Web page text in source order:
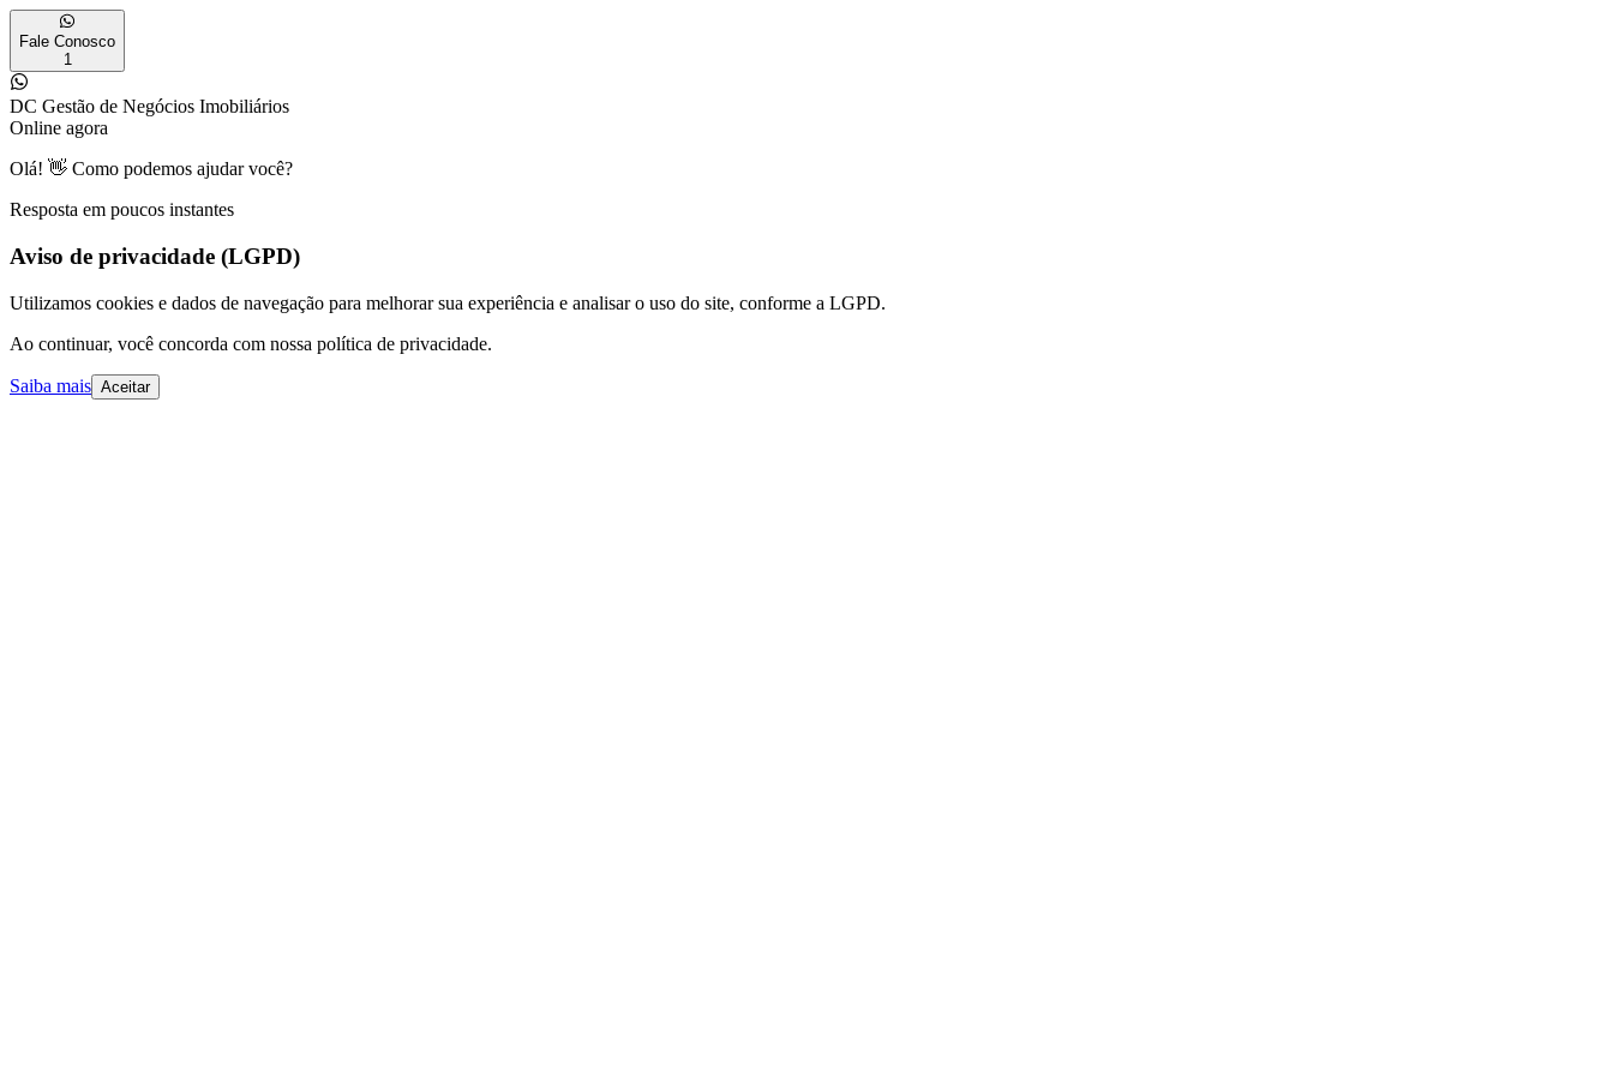
Fale Conosco
1
DC Gestão de Negócios Imobiliários
Online agora
Olá! 👋 Como podemos ajudar você?
Resposta em poucos instantes
Aviso de privacidade (LGPD)
Utilizamos cookies e dados de navegação para melhorar sua experiência e analisar o uso do site, conforme a LGPD.
Ao continuar, você concorda com nossa política de privacidade.
Saiba mais Aceitar